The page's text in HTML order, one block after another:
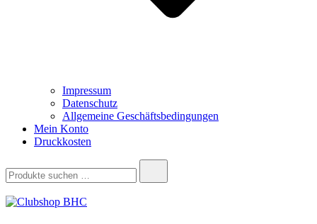
Impressum
Datenschutz
Allgemeine Geschäftsbedingungen
Mein Konto
Druckkosten
nach: